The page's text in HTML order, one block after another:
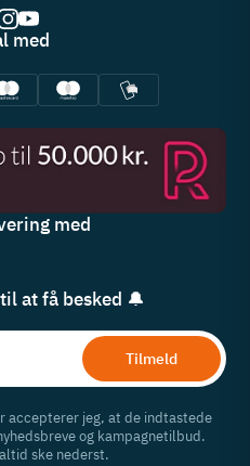
med
med
at få besked 🔔
Tilmeld
accepterer jeg, at de indtastede
og kampagnetilbud.
ske nederst.